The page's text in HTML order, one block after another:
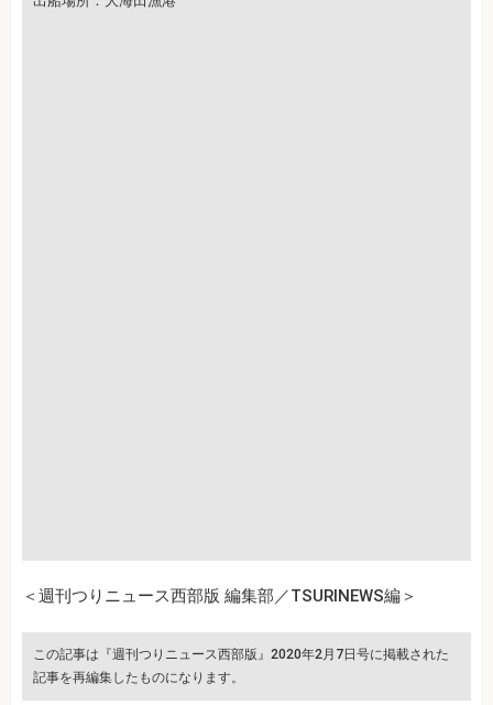
＜週刊つりニュース西部版 編集部／TSURINEWS編＞
この記事は『週刊つりニュース西部版』2020年2月7日号に掲載された
記事を再編集したものになります。